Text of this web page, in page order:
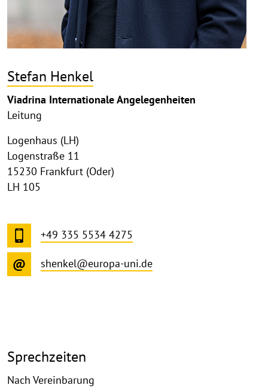
Stefan Henkel
Viadrina Internationale Angelegenheiten
Leitung
Logenhaus (LH)
Logenstraße 11
15230 Frankfurt (Oder)
LH 105
+49 335 5534 4275
shenkel@europa-uni.de
Sprechzeiten
Nach Vereinbarung